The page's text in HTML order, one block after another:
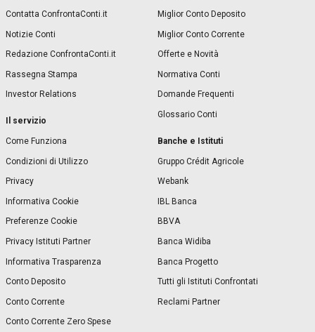
Contatta ConfrontaConti.it
Notizie Conti
Redazione ConfrontaConti.it
Rassegna Stampa
Investor Relations
Il servizio
Come Funziona
Condizioni di Utilizzo
Privacy
Informativa Cookie
Preferenze Cookie
Privacy Istituti Partner
Informativa Trasparenza
Conto Deposito
Conto Corrente
Conto Corrente Zero Spese
Miglior Conto Deposito
Miglior Conto Corrente
Offerte e Novità
Normativa Conti
Domande Frequenti
Glossario Conti
Banche e Istituti
Gruppo Crédit Agricole
Webank
IBL Banca
BBVA
Banca Widiba
Banca Progetto
Tutti gli Istituti Confrontati
Reclami Partner